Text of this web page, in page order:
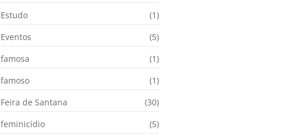
Estudo
(1)
Eventos
(5)
famosa
(1)
famoso
(1)
Feira de Santana
(30)
feminicídio
(5)